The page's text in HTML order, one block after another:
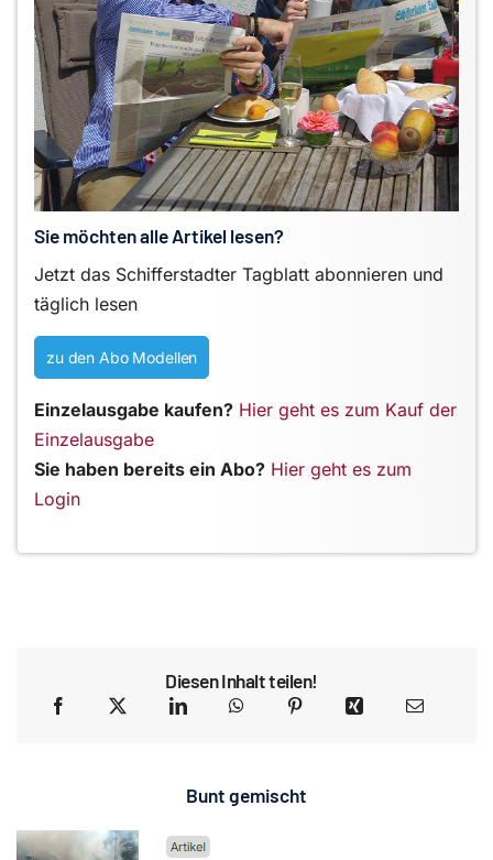
Sie möchten alle Artikel lesen?
Jetzt das Schifferstadter Tagblatt abonnieren und
täglich lesen
zu den Abo Modellen
Einzelausgabe kaufen? Hier geht es zum Kauf der
Einzelausgabe
Sie haben bereits ein Abo? Hier geht es zum
Login
Diesen Inhalt teilen!
Bunt gemischt